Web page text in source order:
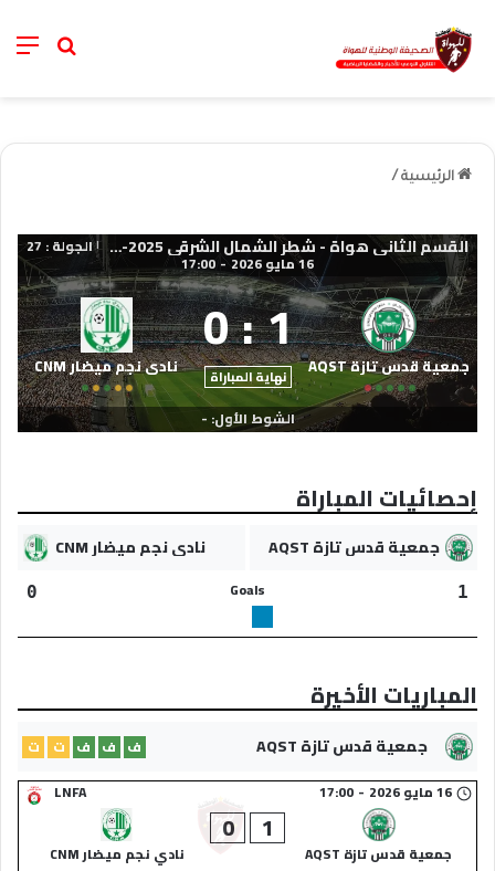
خانة
الرئيسية /
القسم الثاني هواة - شطر الشمال الشرقي 2025-2026 | الجولة : 27
16 مايو 2026 -
17:00
جمعية قدس تازة AQST 1
:
0
نهاية المباراة نادي نجم ميضار CNM
الشوط الأول: -
إحصائيات المباراة
جمعية قدس تازة AQST نادي نجم ميضار CNM
1
Goals
0
المباريات الأخيرة
جمعية قدس تازة AQST ف ف ف ت
ت
LNFA
16 مايو 2026 -
17:00
جمعية قدس تازة AQST
1
0
نادي نجم ميضار CNM